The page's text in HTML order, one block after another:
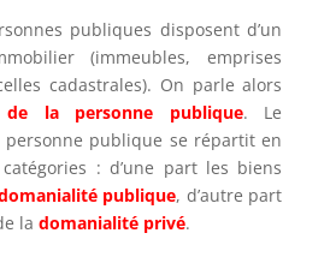
publiques disposent d’un
(immeubles, emprises
cadastrales). On parle alors
de la personne publique. Le
publique se répartit en
: d’une part les biens
publique, d’autre part
la domanialité privé.